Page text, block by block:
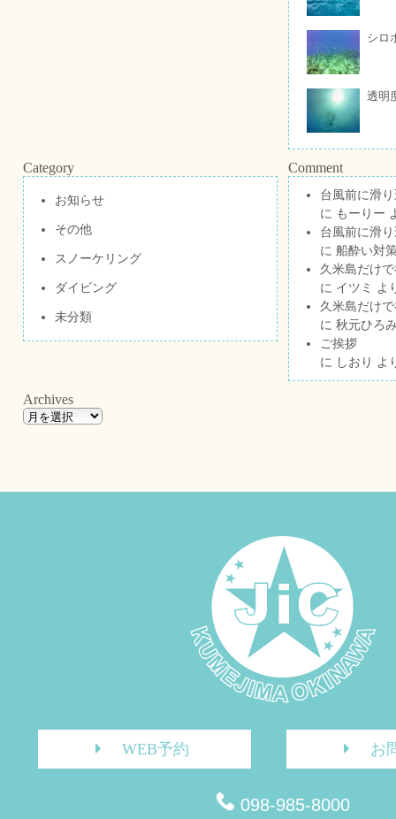
シロ
透明
Category
お知らせ
その他
スノーケリング
ダイビング
未分類
Comment
台風前に滑
に もーりー
台風前に滑
に 船酔い対
久米島だけ
に イツミ
よ
久米島だけ
に 秋元ひろ
ご挨拶
に しおり よ
Archives
WEB予約 お
098-985-8000